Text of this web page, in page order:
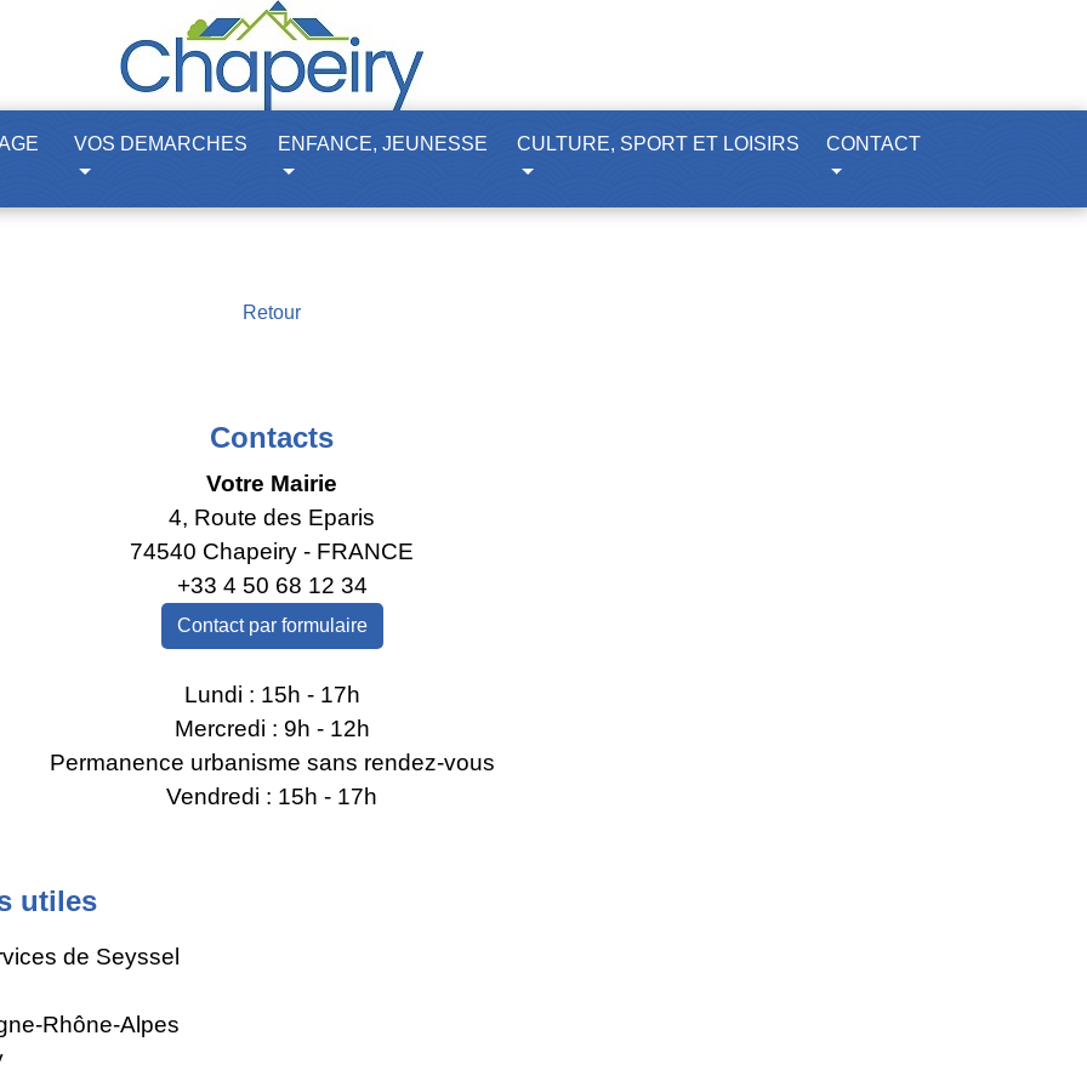
VOS DEMARCHES ENFANCE, JEUNESSE CULTURE, SPORT ET LOISIRS CONTACT
Retour
Contacts
Votre Mairie
4, Route des Eparis
74540 Chapeiry - FRANCE
+33 4 50 68 12 34
Contact par formulaire
Lundi : 15h - 17h
Mercredi : 9h - 12h
Permanence urbanisme sans rendez-vous
Vendredi : 15h - 17h
utiles
de Seyssel
Rhône-Alpes